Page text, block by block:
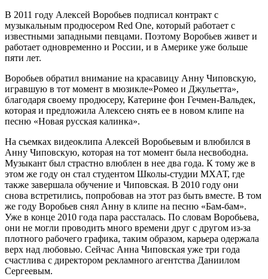
В 2011 году Алексей Воробьев подписал контракт с
музыкальным продюсером Red One, который работает с
известными западными певцами. Поэтому Воробьев живет и
работает одновременно и России, и в Америке уже больше
пяти лет.
Воробьев обратил внимание на красавицу Анну Чиповскую,
игравшую в тот момент в мюзикле«Ромео и Джульетта»,
благодаря своему продюсеру, Катерине фон Гечмен-Вальдек,
которая и предложила Алексею снять ее в новом клипе на
песню «Новая русская калинка».
На съемках видеоклипа Алексей Воробьевым и влюбился в
Анну Чиповскую, которая на тот момент была несвободна.
Музыкант был страстно влюблен в нее два года. К тому же в
этом же году он стал студентом Школы-студии МХАТ, где
также завершала обучение и Чиповская. В 2010 году они
снова встретились, попробовав на этот раз быть вместе. В том
же году Воробьев снял Анну в клипе на песню «Бам-бам».
Уже в конце 2010 года пара рассталась. По словам Воробьева,
они не могли проводить много времени друг с другом из-за
плотного рабочего графика, таким образом, карьера одержала
верх над любовью. Сейчас Анна Чиповская уже три года
счастлива с директором рекламного агентства Даниилом
Сергеевым.